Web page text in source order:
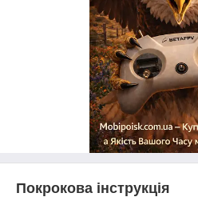
Покрокова інструкція